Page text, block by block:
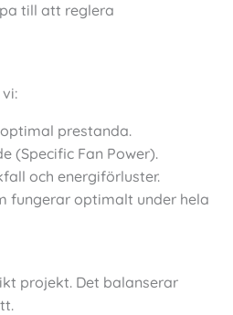
till att reglera
prestanda.
(Specific Fan Power).
och energiförluster.
fungerar optimalt under hela
projekt. Det balanserar